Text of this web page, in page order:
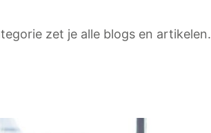
zet je alle blogs en artikelen.